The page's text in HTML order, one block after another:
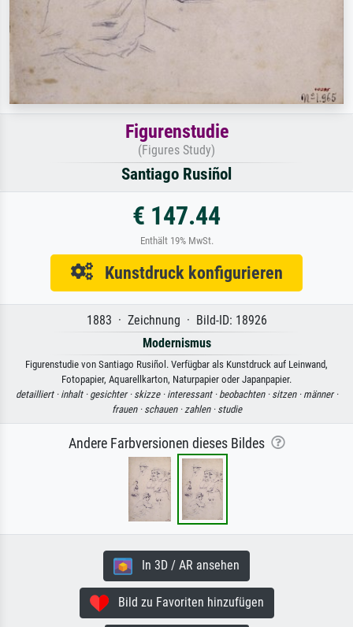
Figurenstudie
(Figures Study)
Santiago Rusiñol
€ 147.44
Enthält 19% MwSt.
Kunstdruck konfigurieren
1883 · Zeichnung · Bild-ID: 18926
Modernismus
Figurenstudie von Santiago Rusiñol. Verfügbar als Kunstdruck auf Leinwand,
Fotopapier, Aquarellkarton, Naturpapier oder Japanpapier.
detailliert · inhalt · gesichter · skizze · interessant · beobachten · sitzen · männer ·
frauen · schauen ·zahlen · studie
Andere Farbversionen dieses Bildes
In 3D / AR ansehen
Bild zu Favoriten hinzufügen